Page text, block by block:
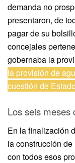
demanda no
presentaron, de
pagar de su
concejales
gobernaba la
la provisión de
cuestión de Estado
Los seis meses
En la finalización
la construcción
con todos esos